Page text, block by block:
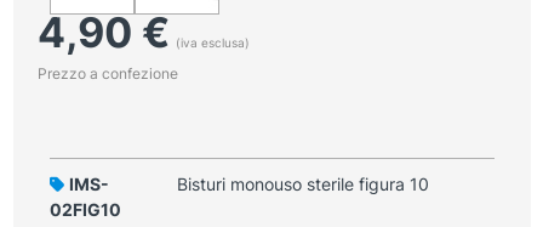
4,90€ (iva esclusa)
Prezzo a confezione
IMS-
02FIG10
Bisturi monouso sterile figura 10